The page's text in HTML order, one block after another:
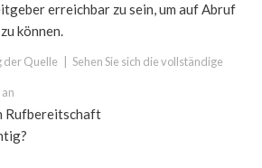
erreichbar zu sein, um auf Abruf
können.
der Quelle Sehen Sie sich die vollständige
Rufbereitschaft